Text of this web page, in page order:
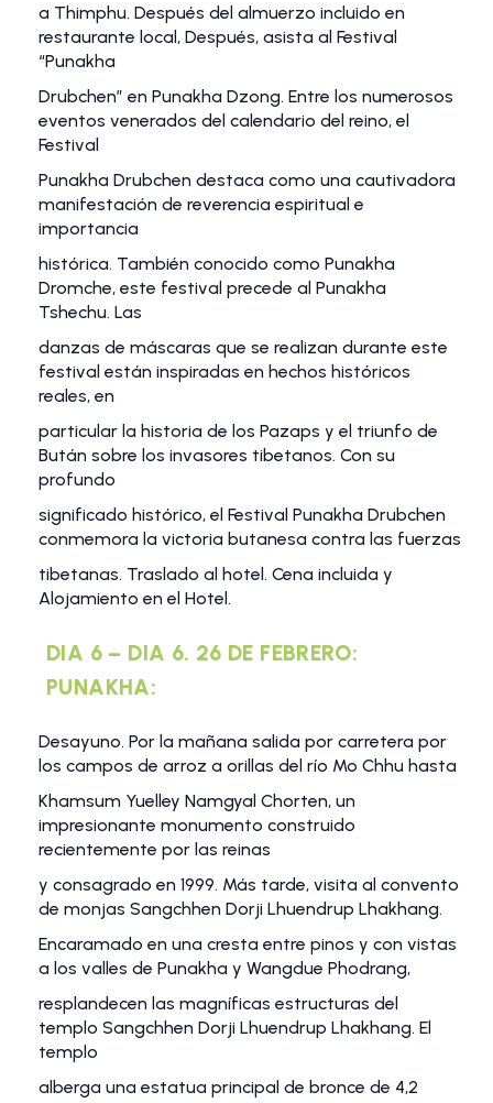
a Thimphu. Después del almuerzo incluido en
restaurante local, Después, asista al Festival
“Punakha
Drubchen” en Punakha Dzong. Entre los numerosos
eventos venerados del calendario del reino, el
Festival
Punakha Drubchen destaca como una cautivadora
manifestación de reverencia espiritual e
importancia
histórica. También conocido como Punakha
Dromche, este festival precede al Punakha
Tshechu. Las
danzas de máscaras que se realizan durante este
festival están inspiradas en hechos históricos
reales, en
particular la historia de los Pazaps y el triunfo de
Bután sobre los invasores tibetanos. Con su
profundo
significado histórico, el Festival Punakha Drubchen
conmemora la victoria butanesa contra las fuerzas
tibetanas. Traslado al hotel. Cena incluida y
Alojamiento en el Hotel.
DIA 6 – DIA 6. 26 DE FEBRERO:
PUNAKHA:
Desayuno. Por la mañana salida por carretera por
los campos de arroz a orillas del río Mo Chhu hasta
Khamsum Yuelley Namgyal Chorten, un
impresionante monumento construido
recientemente por las reinas
y consagrado en 1999. Más tarde, visita al convento
de monjas Sangchhen Dorji Lhuendrup Lhakhang.
Encaramado en una cresta entre pinos y con vistas
a los valles de Punakha y Wangdue Phodrang,
resplandecen las magníficas estructuras del
templo Sangchhen Dorji Lhuendrup Lhakhang. El
templo
alberga una estatua principal de bronce de 4,2